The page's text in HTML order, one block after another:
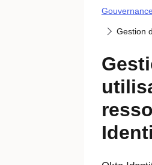
Gestion